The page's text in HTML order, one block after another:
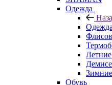
Одежда
Одежда
Обувь